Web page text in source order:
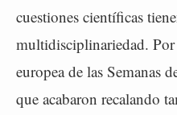
cuestiones científicas
multidisciplinariedad.
europea de las Semanas
que acabaron recalando